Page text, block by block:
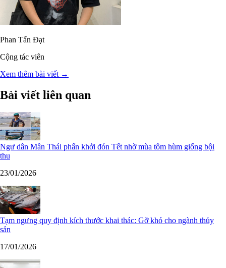
Phan Tấn Đạt
Cộng tác viên
Xem thêm bài viết →
Bài viết liên quan
Ngư dân Mân Thái phấn khởi đón Tết nhờ mùa tôm hùm giống bội
thu
23/01/2026
Tạm ngưng quy định kích thước khai thác: Gỡ khó cho ngành thủy
sản
17/01/2026